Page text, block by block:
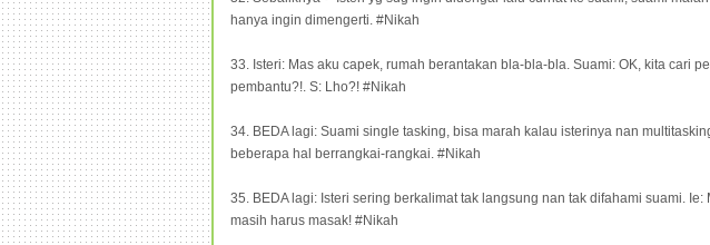
hanya ingin dimengerti. #Nikah
33. Isteri: Mas aku capek, rumah berantakan bla-bla-bla. Suami: OK, kita cari
pembantu?!. S: Lho?! #Nikah
34. BEDA lagi: Suami single tasking, bisa marah kalau isterinya nan
beberapa hal berrangkai-rangkai. #Nikah
35. BEDA lagi: Isteri sering berkalimat tak langsung nan tak difahami suami. Ie:
masih harus masak! #Nikah